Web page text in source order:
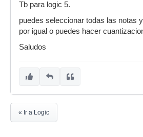
Tb para logic 5.
puedes seleccionar todas las notas
por igual o puedes hacer
Saludos
« Ir a Logic